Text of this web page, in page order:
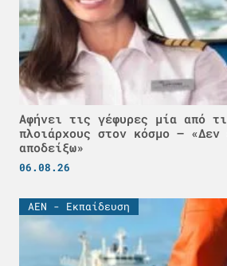
Αφήνει τις γέφυρες μία από
πλοιάρχους στον κόσμο –
αποδείξω»
06.08.26
ΑΕΝ - Εκπαίδευση